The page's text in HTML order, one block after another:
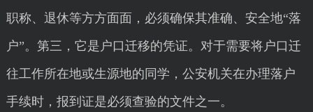
职称、退休等方方面面，必须确保其准确、安全地“落
户”。第三，它是户口迁移的凭证。对于需要将户口迁
往工作所在地或生源地的同学，公安机关在办理落户
手续时，报到证是必须查验的文件之一。